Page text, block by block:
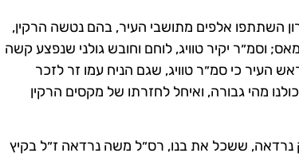
השתתפו אלפים מתושבי העיר, בהם נטשה הרקין,
וסמ״ר יקיר טוויג, לוחם וחובש גולני שנפצע קשה
ראש העיר כי סמ״ר טוויג, שגם הניח עמו זר לזכר
מהי גבורה, ואיחל לחזרתו של מקסים הרקין
נרדאה, ששכל את בנו, רס״ל משה נרדאה ז״ל בקיץ